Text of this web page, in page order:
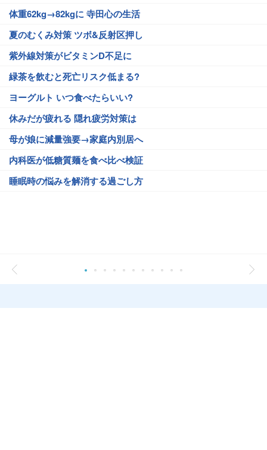
体重62kg→82kgに 寺田心の生活
夏のむくみ対策 ツボ&反射区押し
紫外線対策がビタミンD不足に
緑茶を飲むと死亡リスク低まる?
ヨーグルト いつ食べたらいい?
休みだが疲れる 隠れ疲労対策は
母が娘に減量強要→家庭内別居へ
内科医が低糖質麺を食べ比べ検証
睡眠時の悩みを解消する過ごし方